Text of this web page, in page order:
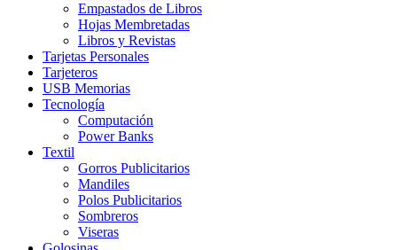
Empastados de Libros
Hojas Membretadas
Libros y Revistas
Tarjetas Personales
Tarjeteros
USB Memorias
Tecnología
Computación
Power Banks
Textil
Gorros Publicitarios
Mandiles
Polos Publicitarios
Sombreros
Viseras